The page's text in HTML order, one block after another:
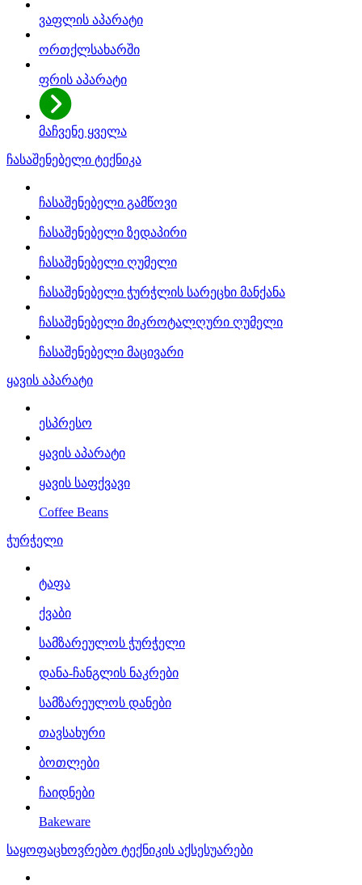
ვაფლის აპარატი
ორთქლსახარში
ფრის აპარატი
მაჩვენე ყველა
ჩასაშენებელი ტექნიკა
ჩასაშენებელი გამწოვი
ჩასაშენებელი ზედაპირი
ჩასაშენებელი ღუმელი
ჩასაშენებელი ჭურჭლის სარეცხი მანქანა
ჩასაშენებელი მიკროტალღური ღუმელი
ჩასაშენებელი მაცივარი
ყავის აპარატი
ესპრესო
ყავის აპარატი
ყავის საფქვავი
Coffee Beans
ჭურჭელი
ტაფა
ქვაბი
სამზარეულოს ჭურჭელი
დანა-ჩანგლის ნაკრები
სამზარეულოს დანები
თავსახური
ბოთლები
ჩაიდნები
Bakeware
საყოფაცხოვრებო ტექნიკის აქსესუარები